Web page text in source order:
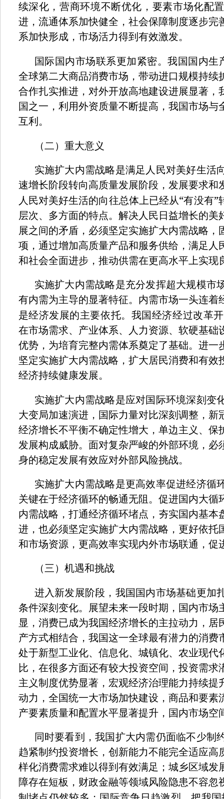
续深化，营商环境不断优化，要素市场化配
进，流通体系加快健全，社会保障制度逐步完
系加快形成，市场活力得到有效激发。
国际国内市场联系更加紧密。我国国内生
全球第二大商品消费市场，带动进口规模持续
合作扎实推进，对外开放高地建设进展显著，
国之一，利用外资质量不断提高，我国市场
互利。
（二）重大意义
实施扩大内需战略是满足人民对美好生活
速增长阶段转向高质量发展阶段，发展要求和
人民对美好生活的向往总体上已经从“有没有”
层次、多方面的特点。解决人民日益增长的美
展之间的矛盾，必须坚定实施扩大内需战略，
项，通过增加高质量产品和服务供给，满足人
和社会全面进步，推动供需在更高水平上实现
实施扩大内需战略是充分发挥超大规模市
有内需为主导的显著特征。内需市场一头连着
是经济发展的主要依托。我国经济经过改革
在市场需求、产业体系、人力资源、软硬基础
优势，为培育完整内需体系奠定了基础。进一
坚定实施扩大内需战略，扩大居民消费和有效
经济持续健康发展。
实施扩大内需战略是应对国际环境深刻变
大变局加速演进，国际力量对比深刻调整，新
经济增长不平衡不确定性增大，单边主义、保
发展构成威胁。面对复杂严峻的外部环境，必
身的稳定发展有效应对外部风险挑战。
实施扩大内需战略是更高效率促进经济循
关键在于经济循环的畅通无阻。促进国内大循
内需战略，打通经济循环堵点，夯实国内基本
进，也必须坚定实施扩大内需战略，更好依托
和市场资源，更高效率实现内外市场联通，促
（三）机遇和挑战
进入新发展阶段，我国国内市场基础更加
条件深刻变化。展望未来一段时期，国内市场
显，消费已成为我国经济增长的主拉动力，居
产方式相结合，我国这一全球最有潜力的消费
处于新型工业化、信息化、城镇化、农业现代
比，在很多方面还有较大投资空间，投资需
主义制度优势显著，宏观经济治理能力持续提
动力，全国统一大市场加快建设，商品和要素
产要素质量和配置水平显著提升，国内市场空
同时要看到，我国扩大内需仍面临不少制
趋紧制约投资增长，创新能力不能完全适应高
样化消费需求难以得到有效满足；城乡区域发
障存在短板，财政金融等领域风险隐患不容忽